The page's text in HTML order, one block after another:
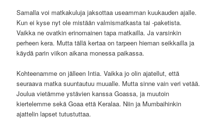
Samalla voi matkakuluja jaksottaa useamman kuukauden ajalle.
Kun ei kyse nyt ole mistään valmismatkasta tai -paketista.
Vaikka ne ovatkin erinomainen tapa matkailla. Ja varsinkin
perheen kera. Mutta tällä kertaa on tarpeen hieman seikkailla ja
käydä parin viikon aikana monessa paikassa.
Kohteenamme on jälleen Intia. Vaikka jo olin ajatellut, että
seuraava matka suuntautuu muualle. Mutta sinne vain veri vetää.
Joulua vietämme ystävien kanssa Goassa, ja muutoin
kiertelemme sekä Goaa että Keralaa. Niin ja Mumbaihinkin
ajattelin lapset tutustuttaa.